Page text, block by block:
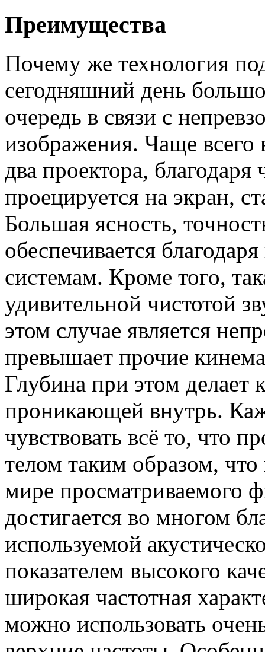
Преимущества
Почему же технология
сегодняшний день
очередь в связи с
изображения. Чаще всего
два проектора, благодаря
проецируется на экран,
Большая ясность,
обеспечивается
системам. Кроме того,
удивительной чистотой
этом случае является
превышает прочие
Глубина при этом делает
проникающей внутрь.
чувствовать всё то, что
телом таким образом,
мире просматриваемого
достигается во многом
используемой
показателем высокого
широкая частотная
можно использовать